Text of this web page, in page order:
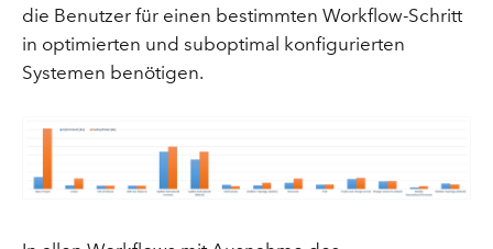
die Benutzer für einen bestimmten Workflow-Schritt
in optimierten und suboptimal konfigurierten
Systemen benötigen.